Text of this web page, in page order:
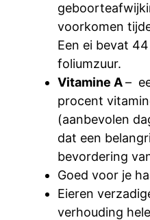
voorkomen
Een ei bevat
foliumzuur.
Vitamine A–
procent
(aanbevolen
dat een
bevordering
Goed voor je
Eieren
verhouding